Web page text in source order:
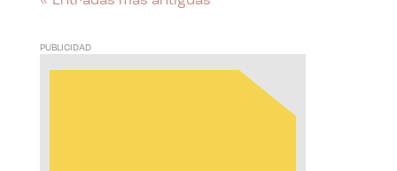
PUBLICIDAD